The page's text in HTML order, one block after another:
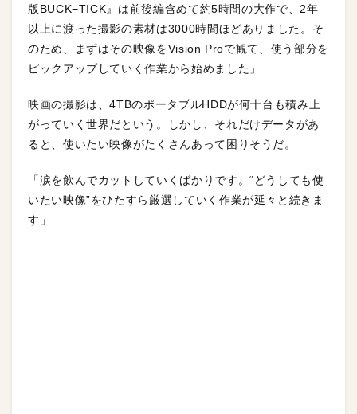
版BUCK−TICK』は前後編含めて約5時間の大作で、2年
以上に渡った撮影の素材は3000時間ほどありました。そ
のため、まずはその映像をVision Proで観て、使う部分を
ピックアップしていく作業から始めました」
映画の撮影は、4TBのポータブルHDDが何十台も積み上
がっていく世界だという。しかし、それだけデータがあ
ると、使いたい映像がたくさんあって困りそうだ。
「涙を飲んでカットしていくばかりです。“どうしても使
いたい映像”をひたすら厳選していく作業が延々と続きま
す」